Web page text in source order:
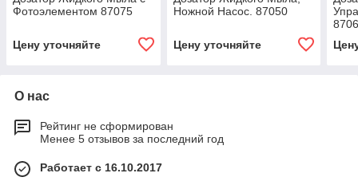
Фотоэлементом 87075
Цену уточняйте
Ножной Насос. 87050
Цену уточняйте
О нас
Рейтинг не сформирован
Менее 5 отзывов за последний год
Работает с 16.10.2017